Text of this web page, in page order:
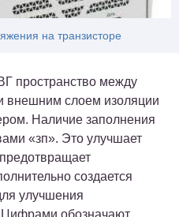
на транзисторе
пространство между
внешним слоем изоляции
Наличие заполнения
«зп». Это улучшает
создается
улучшения
Цифрами обозначают